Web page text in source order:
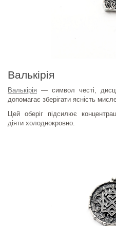
Валькірія
Валькірія — символ честі,
допомагає зберігати ясність
Цей оберіг підсилює
діяти холоднокровно.